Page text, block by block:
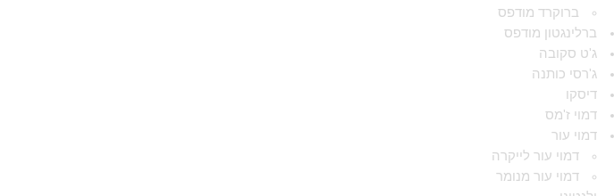
ברוקרד מודפס
ברלינגטון מודפס
ג'ט סקובה
ג'רסי כותנה
דיסקו
דמוי ז'מס
דמוי עור
דמוי עור לייקרה
דמוי עור מנומר